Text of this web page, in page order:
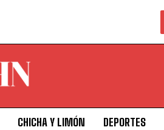
CHICHA Y LIMÓN DEPORTES